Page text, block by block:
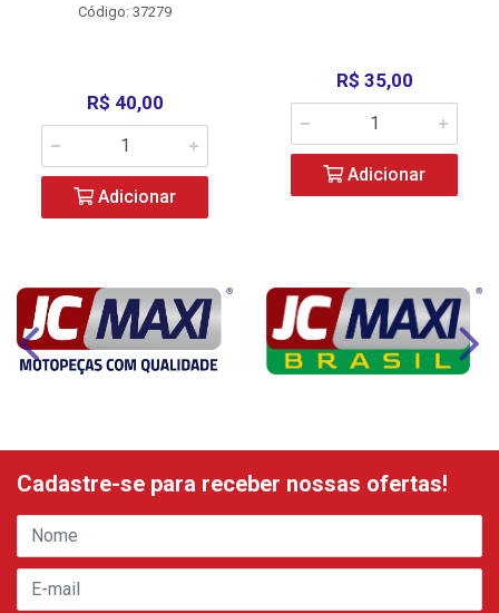
Código: 37279
R$ 40,00
Adicionar
R$ 35,00
Adicionar
Cadastre-se para receber nossas ofertas!